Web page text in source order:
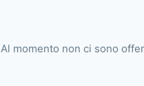
Al momento non ci sono